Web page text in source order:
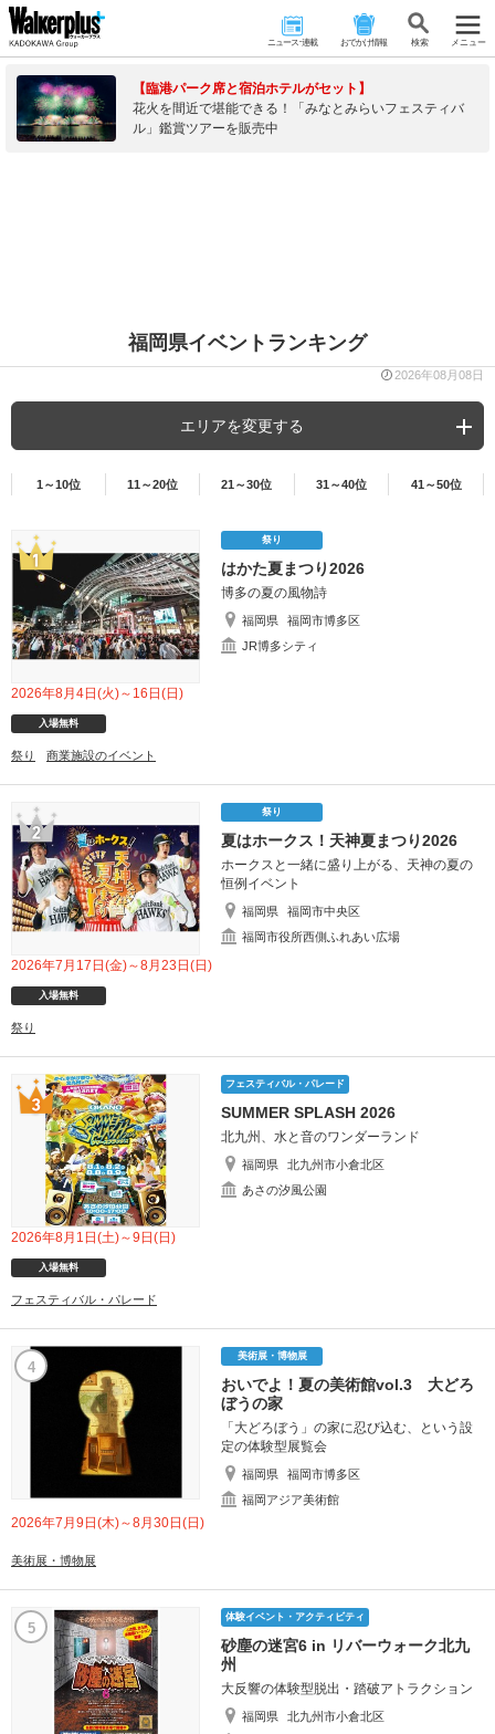
ニュース･連載 おでかけ情報 検 索 メニュー
【臨港パーク席と宿泊ホテルがセット】
花火を間近で堪能できる！「みなとみらいフェスティバ
ル」鑑賞ツアーを販売中
福岡県イベントランキング
2026年08月08日
エリアを変更する
1～10位 11～20位 21～30位 31～40位 41～50位
祭り
はかた夏まつり2026
博多の夏の風物詩
福岡県
福岡市博多区
JR博多シティ
2026年8月4日(火)～16日(日)
入場無料
祭り 商業施設のイベント
祭り
夏はホークス！天神夏まつり2026
ホークスと一緒に盛り上がる、天神の夏の
恒例イベント
福岡県
福岡市中央区
福岡市役所西側ふれあい広場
2026年7月17日(金)～8月23日(日)
入場無料
祭り
フェスティバル・パレード
SUMMER SPLASH 2026
北九州、水と音のワンダーランド
福岡県
北九州市小倉北区
あさの汐風公園
2026年8月1日(土)～9日(日)
入場無料
フェスティバル・パレード
4
美術展・博物展
おいでよ！夏の美術館vol.3 大どろ
ぼうの家
「大どろぼう」の家に忍び込む、という設
定の体験型展覧会
福岡県
福岡市博多区
福岡アジア美術館
2026年7月9日(木)～8月30日(日)
美術展・博物展
5
体験イベント・アクティビティ
砂塵の迷宮6 in リバーウォーク北九
州
大反響の体験型脱出・踏破アトラクション
福岡県
北九州市小倉北区